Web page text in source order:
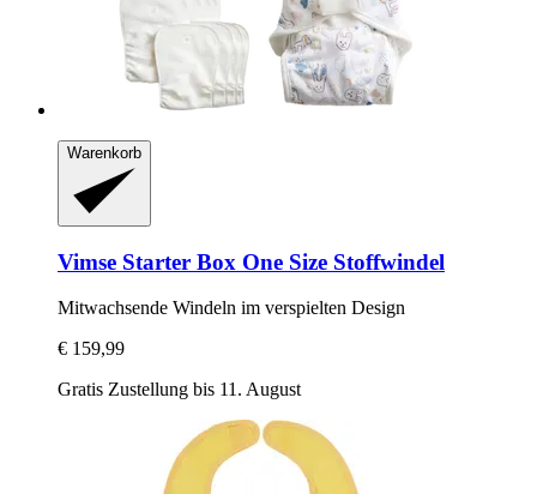
Warenkorb
Vimse Starter Box One Size Stoffwindel
Mitwachsende Windeln im verspielten Design
€ 159,99
Gratis Zustellung bis 11. August